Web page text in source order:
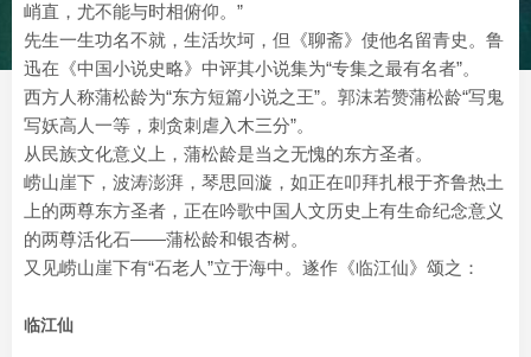
峭直，尤不能与时相俯仰。”
先生一生功名不就，生活坎坷，但《聊斋》使他名留青史。鲁
迅在《中国小说史略》中评其小说集为“专集之最有名者”。
西方人称蒲松龄为“东方短篇小说之王”。郭沫若赞蒲松龄“写鬼
写妖高人一等，刺贪刺虐入木三分”。
从民族文化意义上，蒲松龄是当之无愧的东方圣者。
崂山崖下，波涛澎湃，琴思回漩，如正在叩拜扎根于齐鲁热土
上的两尊东方圣者，正在吟歌中国人文历史上有生命纪念意义
的两尊活化石——蒲松龄和银杏树。
又见崂山崖下有“石老人”立于海中。遂作《临江仙》颂之：
临江仙